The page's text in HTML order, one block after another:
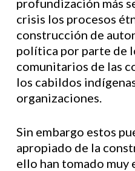
profundización más
crisis los procesos
construcción de
política por parte de
comunitarios de las
los cabildos
organizaciones.
Sin embargo estos
apropiado de la
ello han tomado muy